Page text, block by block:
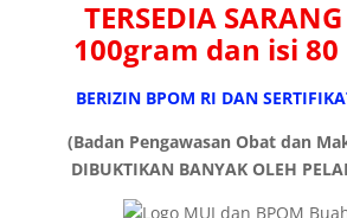
TERSEDIA
100gram dan isi 80
BERIZIN BPOM RI DAN
(Badan Pengawasan Obat dan
DIBUKTIKAN BANYAK OLEH